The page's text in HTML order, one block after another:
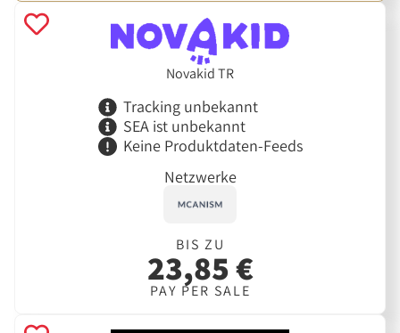
Novakid TR
Tracking unbekannt
SEA ist unbekannt
Keine Produktdaten-Feeds
Netzwerke
BIS ZU
23,85 €
PAY PER SALE